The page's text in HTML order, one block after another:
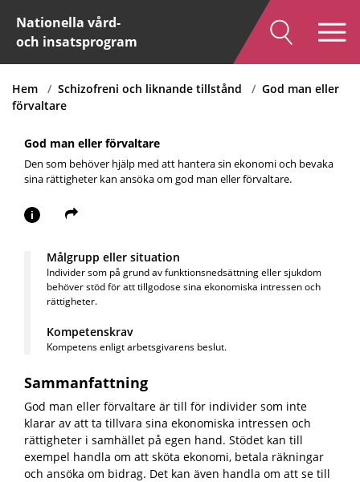
Nationella vård-
och insatsprogram
Hem Schizofreni och liknande tillstånd
God man eller
förvaltare
God man eller förvaltare
Den som behöver hjälp med att hantera sin ekonomi och bevaka
sina rättigheter kan ansöka om god man eller förvaltare.
i
Målgrupp eller situation
Individer som på grund av funktionsnedsättning eller sjukdom
behöver stöd för att tillgodose sina ekonomiska intressen och
rättigheter.
Kompetenskrav
Kompetens enligt arbetsgivarens beslut.
Sammanfattning
God man eller förvaltare är till för individer som inte
klarar av att ta tillvara sina ekonomiska intressen och
rättigheter i samhället på egen hand. Stödet kan till
exempel handla om att sköta ekonomi, betala räkningar
och ansöka om bidrag. Det kan även handla om att se till